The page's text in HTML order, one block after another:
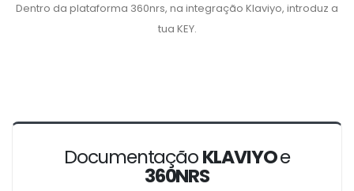
Dentro da plataforma 360nrs, na integração Klaviyo, introduz a
tua KEY.
DocumentaçãoKLAVIYOe
360NRS